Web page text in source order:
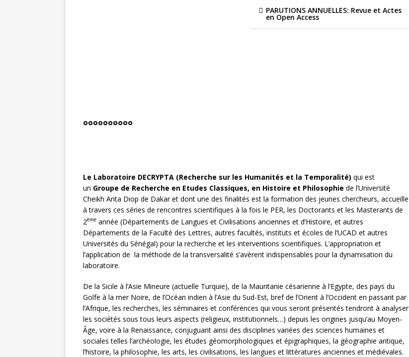
PARUTIONS ANNUELLES: Revue et Actes
en Open Access
°°°°°°°°°°
Le Laboratoire DECRYPTA (Recherche sur les Humanités et la Temporalité) qui est
un Groupe de Recherche en Etudes Classiques, en Histoire et Philosophie de l’Université
Cheikh Anta Diop de Dakar et dont une des finalités est la formation des jeunes chercheurs, accueille
à travers ces séries de rencontres scientifiques à la fois le PER, les Doctorants et les Masterants de
2ème année (Départements de Langues et Civilisations anciennes et d’Histoire, et autres
Départements de la Faculté des Lettres, autres facultés, instituts et écoles de l’UCAD et autres
Universités du Sénégal) pour la recherche et les interventions scientifiques. L’appropriation et
l’application de la méthode de la transversalité s’avèrent indispensables pour la dynamisation du
laboratoire.
De la Sicile à l’Asie Mineure (actuelle Turquie), de la Mauritanie césarienne à l’Egypte, des pays du
Golfe à la mer Noire, de l’Océan indien à l’Asie du Sud-Est, bref de l’Orient à l’Occident en passant par
l’Afrique, les recherches, les séminaires et conférences qui vous seront présentés tendront à analyser
les sociétés sous tous leurs aspects (religieux, institutionnels…) depuis les origines jusqu’au Moyen-
Âge, voire à la Renaissance, conjuguant ainsi des disciplines variées des sciences humaines et
sociales telles l’archéologie, les études géomorphologiques et épigraphiques, la géographie antique,
l’histoire, la philosophie, les arts, les civilisations, les langues et littératures anciennes et médiévales.